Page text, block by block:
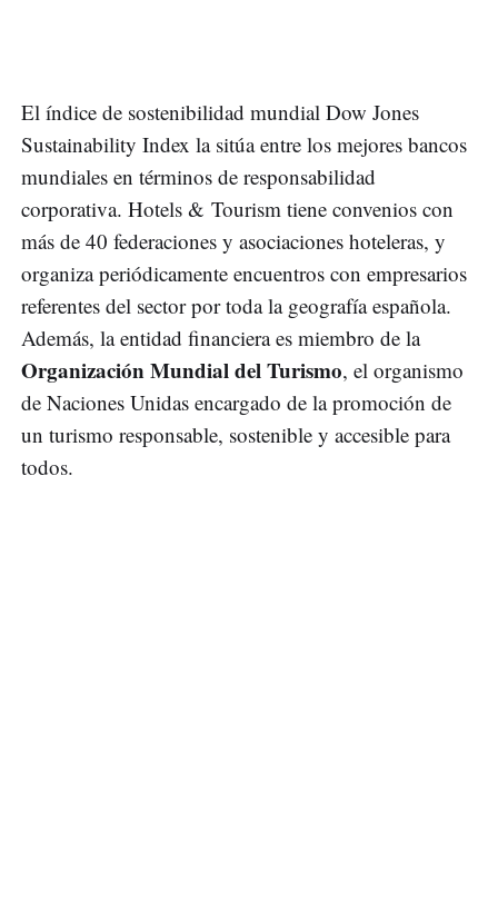
El índice de sostenibilidad mundial Dow Jones
Sustainability Index la sitúa entre los mejores bancos
mundiales en términos de responsabilidad
corporativa. Hotels & Tourism tiene convenios con
más de 40 federaciones y asociaciones hoteleras, y
organiza periódicamente encuentros con empresarios
referentes del sector por toda la geografía española.
Además, la entidad financiera es miembro de la
Organización Mundial del Turismo, el organismo
de Naciones Unidas encargado de la promoción de
un turismo responsable, sostenible y accesible para
todos.